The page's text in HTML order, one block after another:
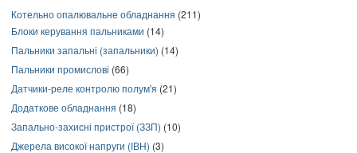
Котельно опалювальне обладнання (211)
Блоки керування пальниками (14)
Пальники запальні (запальники) (14)
Пальники промислові (66)
Датчики-реле контролю полум'я (21)
Додаткове обладнання (18)
Запально-захисні пристрої (ЗЗП) (10)
Джерела високої напруги (ІВН) (3)